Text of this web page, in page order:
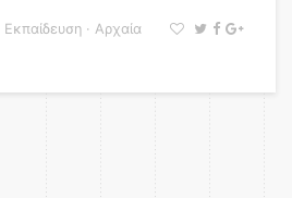
Εκπαίδευση · Αρχαία